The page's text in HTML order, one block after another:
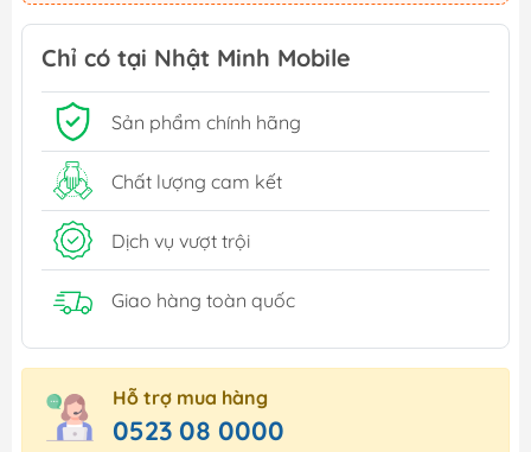
Chỉ có tại Nhật Minh Mobile
Sản phẩm chính hãng
Chất lượng cam kết
Dịch vụ vượt trội
Giao hàng toàn quốc
Hỗ trợ mua hàng
0523 08 0000